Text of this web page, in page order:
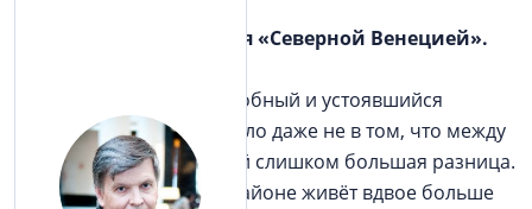
– Петербург называется «Северной Венецией».
– Я думаю, это скорее удобный и устоявшийся
туристический образ. Дело даже не в том, что между
Петербургом и Венецией слишком большая разница.
(В одном Приморском районе живёт вдвое больше